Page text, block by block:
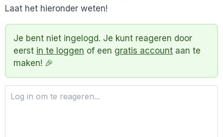
Laat het hieronder weten!
Je bent niet ingelogd. Je kunt reageren door
eerst in te loggen of een gratis account aan te
maken! 🎉